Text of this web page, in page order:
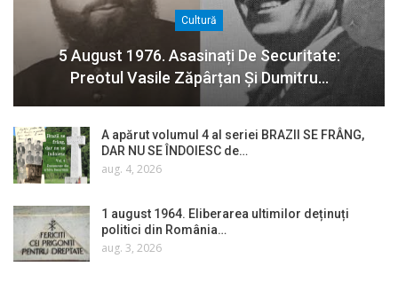
Cultură
5 August 1976. Asasinați De Securitate:
Preotul Vasile Zăpârțan Și Dumitru…
A apărut volumul 4 al seriei BRAZII SE FRÂNG,
DAR NU SE ÎNDOIESC de…
aug. 4, 2026
1 august 1964. Eliberarea ultimilor deținuți
politici din România…
aug. 3, 2026